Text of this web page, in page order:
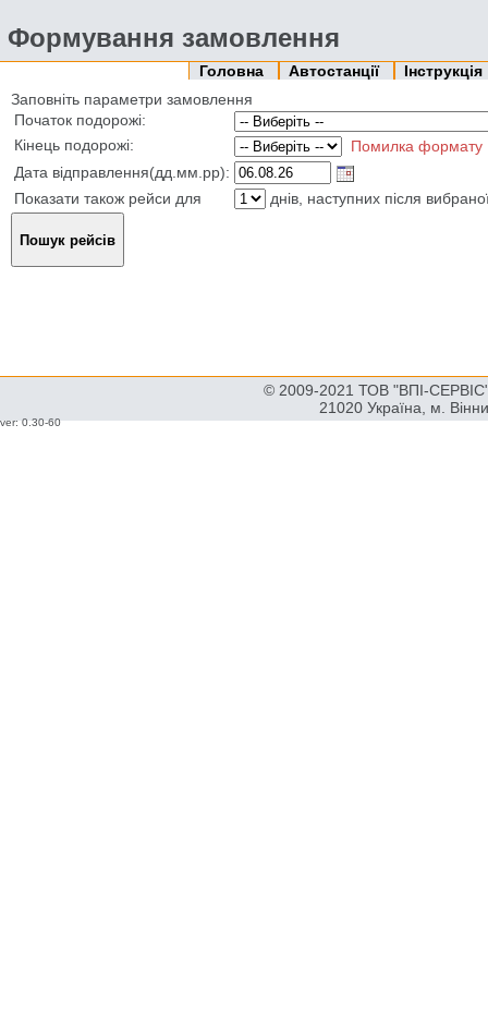
Формування замовлення
Головна Автостанції
Інструкція
Заповніть параметри замовлення
Початок подорожі:
Кінець подорожі:
Помилка формату
Дата відправлення(дд.мм.рр):
Показати також рейси для
днів, наступних після
© 2009-2021 ТОВ "ВПІ-
21020 Україна, м.
ver: 0.30-60